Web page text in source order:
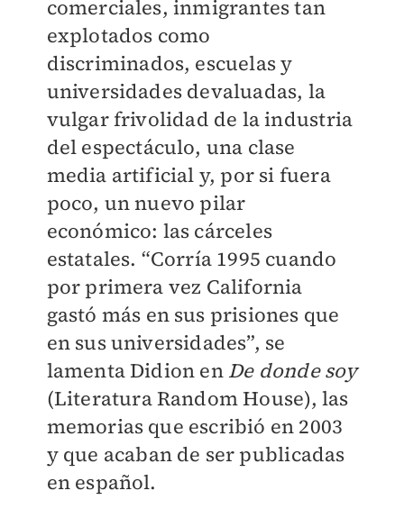
comerciales, inmigrantes tan
explotados como
discriminados, escuelas y
universidades devaluadas, la
vulgar frivolidad de la industria
del espectáculo, una clase
media artificial y, por si fuera
poco, un nuevo pilar
económico: las cárceles
estatales. “Corría 1995 cuando
por primera vez California
gastó más en sus prisiones que
en sus universidades”, se
lamenta Didion en De donde soy
(Literatura Random House), las
memorias que escribió en 2003
y que acaban de ser publicadas
en español.